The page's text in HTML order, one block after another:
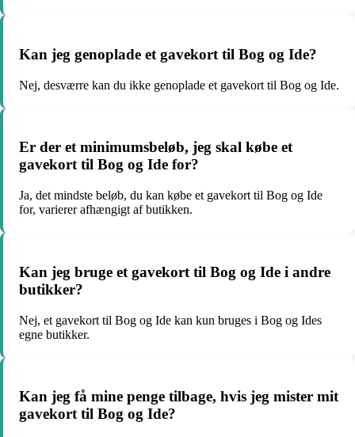
Kan jeg genoplade et gavekort til Bog og Ide?
Nej, desværre kan du ikke genoplade et gavekort til Bog og Ide.
Er der et minimumsbeløb, jeg skal købe et
gavekort til Bog og Ide for?
Ja, det mindste beløb, du kan købe et gavekort til Bog og Ide
for, varierer afhængigt af butikken.
Kan jeg bruge et gavekort til Bog og Ide i andre
butikker?
Nej, et gavekort til Bog og Ide kan kun bruges i Bog og Ides
egne butikker.
Kan jeg få mine penge tilbage, hvis jeg mister mit
gavekort til Bog og Ide?